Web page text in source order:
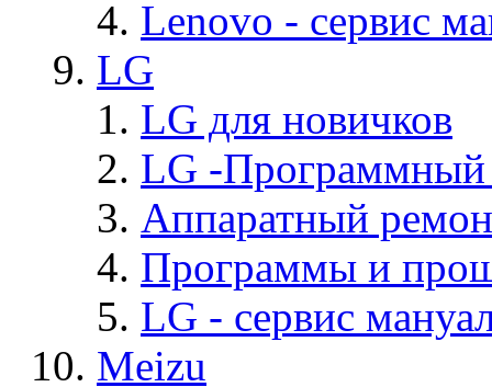
Lenovo - cервис
LG
LG для новичков
LG -Программный
Аппаратный
Программы и
LG - cервис
Meizu